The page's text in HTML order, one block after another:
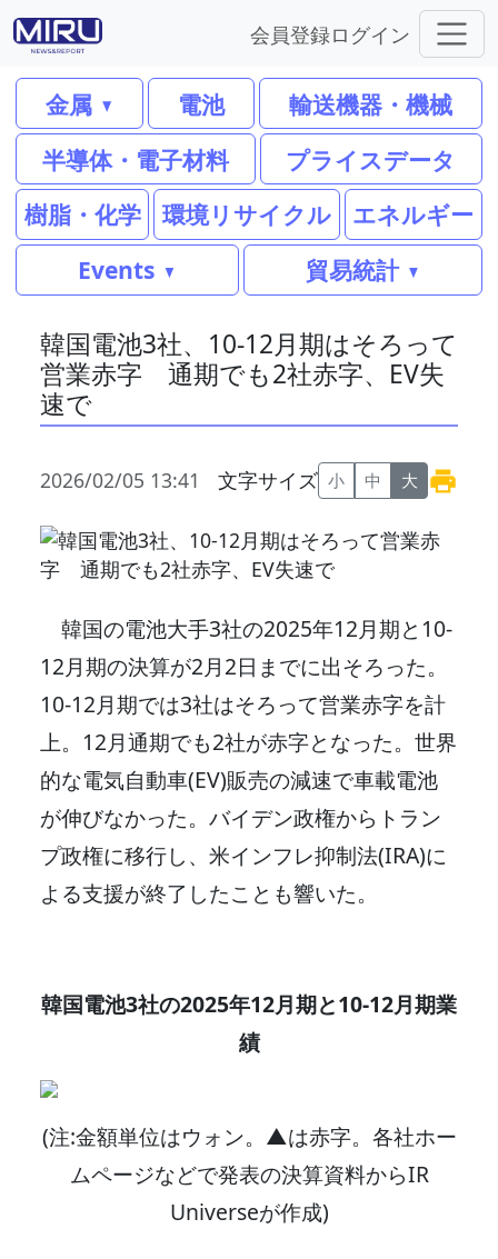
会員登録ログイン
金属 電池
輸送機器・機械
半導体・電子材料
プライスデータ
樹脂・化学
環境リサイクル
エネルギー
Events
貿易統計
韓国電池3社、10-12月期はそろって
営業赤字 通期でも2社赤字、EV失
速で
2026/02/05 13:41 文字サイズ 小 中 大
韓国の電池大手3社の2025年12月期と10-
12月期の決算が2月2日までに出そろった。
10-12月期では3社はそろって営業赤字を計
上。12月通期でも2社が赤字となった。世界
的な電気自動車(EV)販売の減速で車載電池
が伸びなかった。バイデン政権からトラン
プ政権に移行し、米インフレ抑制法(IRA)に
よる支援が終了したことも響いた。
韓国電池3社の2025年12月期と10-12月期業
績
(注:金額単位はウォン。▲は赤字。各社ホー
ムページなどで発表の決算資料からIR
Universeが作成)